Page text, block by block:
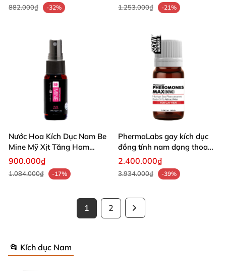
882.000₫ -32% 1.253.000₫ -21%
Nước Hoa Kích Dục Nam Be
Mine Mỹ Xịt Tăng Ham
Muốn
900.000₫
1.084.000₫ -17%
PhermaLabs gay kích dục
đồng tính nam dạng thoa
hiệu quả
2.400.000₫
3.934.000₫ -39%
1 2
📂 Kích dục Nam